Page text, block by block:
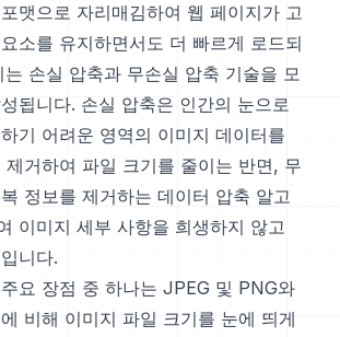
맷으로 자리매김하여 웹 페이지가 고
소를 유지하면서도 더 빠르게 로드되
는 손실 압축과 무손실 압축 기술을 모
됩니다. 손실 압축은 인간의 눈으로
기 어려운 영역의 이미지 데이터를
제거하여 파일 크기를 줄이는 반면, 무
정보를 제거하는 데이터 압축 알고
이미지 세부 사항을 희생하지 않고
니다.
요 장점 중 하나는 JPEG 및 PNG와
비해 이미지 파일 크기를 눈에 띄게